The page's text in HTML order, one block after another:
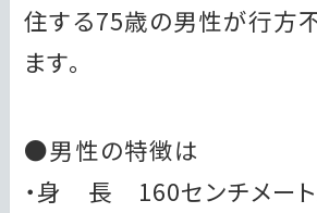
住する75歳の男性が行方
ます。
●男性の特徴は
・身 長 160センチメート